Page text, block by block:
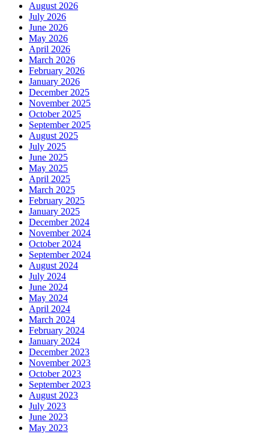
August 2026
July 2026
June 2026
May 2026
April 2026
March 2026
February 2026
January 2026
December 2025
November 2025
October 2025
September 2025
August 2025
July 2025
June 2025
May 2025
April 2025
March 2025
February 2025
January 2025
December 2024
November 2024
October 2024
September 2024
August 2024
July 2024
June 2024
May 2024
April 2024
March 2024
February 2024
January 2024
December 2023
November 2023
October 2023
September 2023
August 2023
July 2023
June 2023
May 2023